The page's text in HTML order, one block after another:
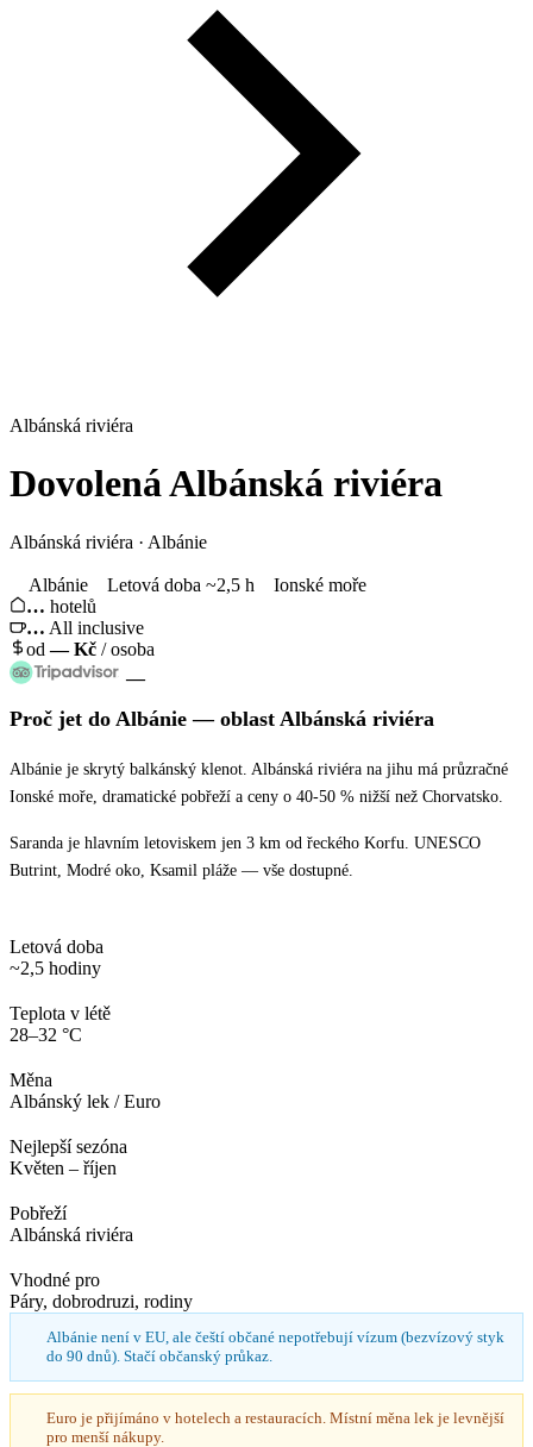
Albánská riviéra
DovolenáAlbánská riviéra
Albánská riviéra · Albánie
Albánie Letová doba ~2,5 h
Ionské moře
… hotelů
… All inclusive
od—Kč / osoba
—
Proč jet do Albánie — oblast Albánská riviéra
Albánie je skrytý balkánský klenot. Albánská riviéra na jihu má průzračné
Ionské moře, dramatické pobřeží a ceny o 40-50 % nižší než Chorvatsko.
Saranda je hlavním letoviskem jen 3 km od řeckého Korfu. UNESCO
Butrint, Modré oko, Ksamil pláže — vše dostupné.
Letová doba
~2,5 hodiny
Teplota v létě
28–32 °C
Měna
Albánský lek / Euro
Nejlepší sezóna
Květen – říjen
Pobřeží
Albánská riviéra
Vhodné pro
Páry, dobrodruzi, rodiny
Albánie není v EU, ale čeští občané nepotřebují vízum (bezvízový styk
do 90 dnů). Stačí občanský průkaz.
Euro je přijímáno v hotelech a restauracích. Místní měna lek je levnější
pro menší nákupy.